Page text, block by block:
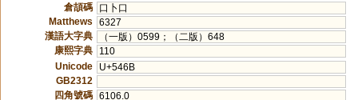
倉頡碼
口卜口
Matthews
6327
漢語大字典
（一版）0599；（二版）648
康熙字典
110
Unicode
U+546B
GB2312
四角號碼 6106.0